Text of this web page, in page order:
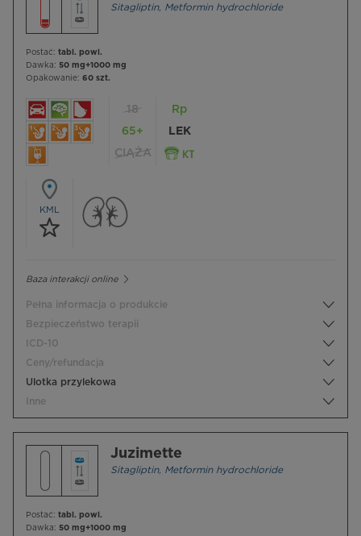
Sitagliptin, Metformin hydrochloride
Postać: tabl. powl.
Dawka: 50 mg+1000 mg
Opakowanie: 60 szt.
18
65+
CIĄŻA
Rp
LEK
KML
Baza interakcji online
Pełna informacja o produkcie
Bezpieczeństwo terapii
ICD-10
Ceny/refundacja
Ulotka przylekowa
Inne
Juzimette
Sitagliptin, Metformin hydrochloride
Postać: tabl. powl.
Dawka: 50 mg+1000 mg